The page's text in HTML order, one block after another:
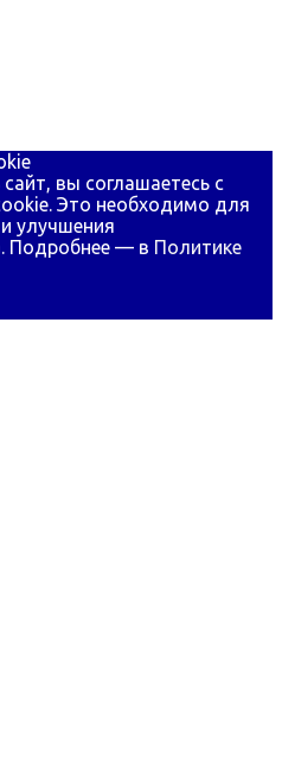
вы соглашаетесь с
Это необходимо для
улучшения
Подробнее — в Политике